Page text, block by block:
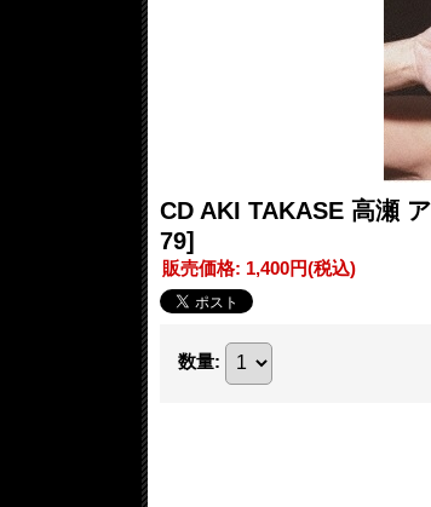
CD AKI TAKASE 高瀬
79]
販売価格: 1,400円(税込)
数量: